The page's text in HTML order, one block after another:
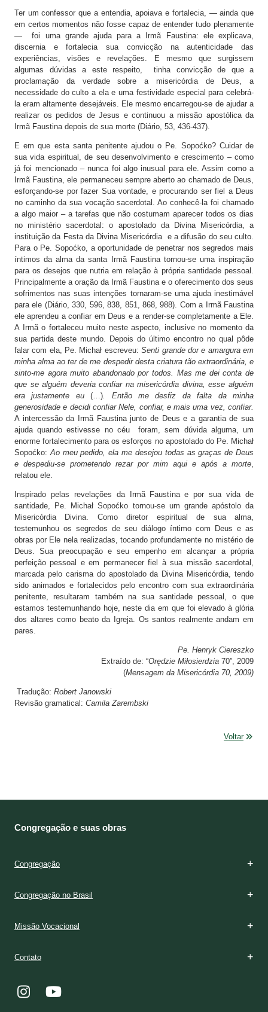
Ter um confessor que a entendia, apoiava e fortalecia, — ainda que
em certos momentos não fosse capaz de entender tudo plenamente
— foi uma grande ajuda para a Irmã Faustina: ele explicava,
discernia e fortalecia sua convicção na autenticidade das
experiências, visões e revelações. E mesmo que surgissem
algumas dúvidas a este respeito, tinha convicção de que a
proclamação da verdade sobre a misericórdia de Deus, a
necessidade do culto a ela e uma festividade especial para celebrá-
la eram altamente desejáveis. Ele mesmo encarregou-se de ajudar a
realizar os pedidos de Jesus e continuou a missão apostólica da
Irmã Faustina depois de sua morte (Diário, 53, 436-437).
E em que esta santa penitente ajudou o Pe. Sopoćko? Cuidar de
sua vida espiritual, de seu desenvolvimento e crescimento – como
já foi mencionado – nunca foi algo inusual para ele. Assim como a
Irmã Faustina, ele permaneceu sempre aberto ao chamado de Deus,
esforçando-se por fazer Sua vontade, e procurando ser fiel a Deus
no caminho da sua vocação sacerdotal. Ao conhecê-la foi chamado
a algo maior – a tarefas que não costumam aparecer todos os dias
no ministério sacerdotal: o apostolado da Divina Misericórdia, a
instituição da Festa da Divina Misericórdia e a difusão do seu culto.
Para o Pe. Sopoćko, a oportunidade de penetrar nos segredos mais
íntimos da alma da santa Irmã Faustina tornou-se uma inspiração
para os desejos que nutria em relação à própria santidade pessoal.
Principalmente a oração da Irmã Faustina e o oferecimento dos seus
sofrimentos nas suas intenções tornaram-se uma ajuda inestimável
para ele (Diário, 330, 596, 838, 851, 868, 988). Com a Irmã Faustina
ele aprendeu a confiar em Deus e a render-se completamente a Ele.
A Irmã o fortaleceu muito neste aspecto, inclusive no momento da
sua partida deste mundo. Depois do último encontro no qual pôde
falar com ela, Pe. Michał escreveu:Senti grande dor e amargura em
minha alma ao ter de me despedir desta criatura tão extraordinária, e
sinto-me agora muito abandonado por todos. Mas me dei conta de
que se alguém deveria confiar na misericórdia divina, esse alguém
era justamente eu(…). Então me desfiz da falta da minha
generosidade e decidi confiar Nele, confiar, e mais uma vez, confiar.
A intercessão da Irmã Faustina junto de Deus e a garantia de sua
ajuda quando estivesse no céu foram, sem dúvida alguma, um
enorme fortalecimento para os esforços no apostolado do Pe. Michał
Sopoćko:Ao meu pedido, ela me desejou todas as graças de Deus
e despediu-se prometendo rezar por mim aqui e após a morte,
relatou ele.
Inspirado pelas revelações da Irmã Faustina e por sua vida de
santidade, Pe. Michał Sopoćko tornou-se um grande apóstolo da
Misericórdia Divina. Como diretor espiritual de sua alma,
testemunhou os segredos de seu diálogo íntimo com Deus e as
obras por Ele nela realizadas, tocando profundamente no mistério de
Deus. Sua preocupação e seu empenho em alcançar a própria
perfeição pessoal e em permanecer fiel à sua missão sacerdotal,
marcada pelo carisma do apostolado da Divina Misericórdia, tendo
sido animados e fortalecidos pelo encontro com sua extraordinária
penitente, resultaram também na sua santidade pessoal, o que
estamos testemunhando hoje, neste dia em que foi elevado à glória
dos altares como beato da Igreja. Os santos realmente andam em
pares.
Pe. Henryk Ciereszko
Extraído de: “Orędzie Miłosierdzia 70”, 2009
(Mensagem da Misericórdia 70, 2009)
Tradução: Robert Janowski
Revisão gramatical: Camila Zarembski
Voltar
Congregação e suas obras
Congregação
Congregação no Brasil
Missão Vocacional
Contato